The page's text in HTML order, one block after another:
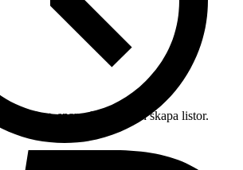
spara drycker och skapa listor.